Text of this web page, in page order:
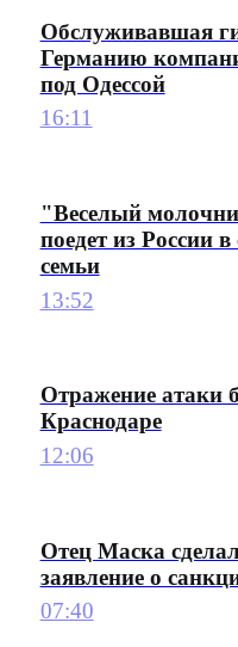
Обслуживавшая
Германию
под Одессой
16:11
"Веселый
поедет из России
семьи
13:52
Отражение атаки
Краснодаре
12:06
Отец Маска
заявление о
07:40